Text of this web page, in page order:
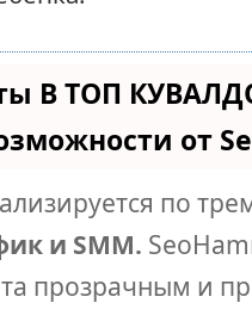
В ТОП
от
по
и SMM.
прозрачным и